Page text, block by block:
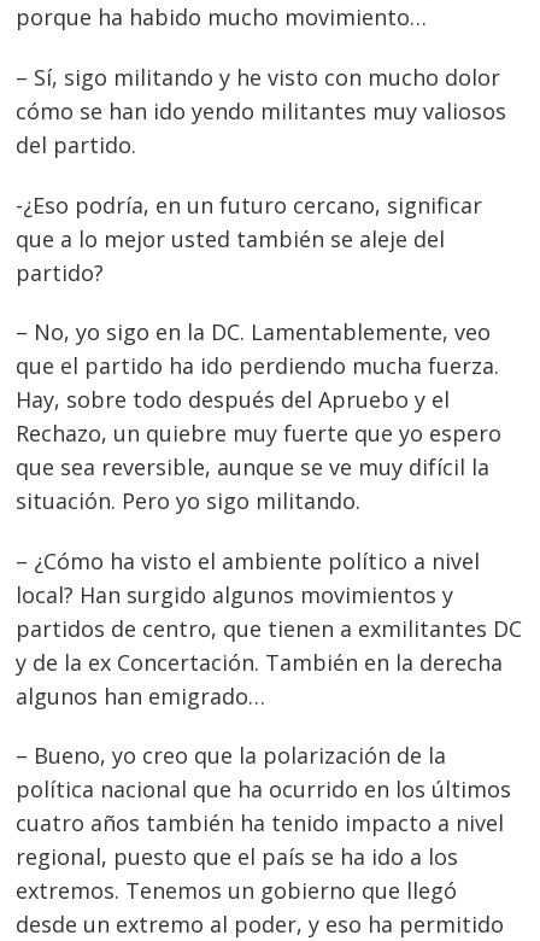
porque ha habido mucho movimiento…
– Sí, sigo militando y he visto con mucho dolor
cómo se han ido yendo militantes muy valiosos
del partido.
-¿Eso podría, en un futuro cercano, significar
que a lo mejor usted también se aleje del
partido?
– No, yo sigo en la DC. Lamentablemente, veo
que el partido ha ido perdiendo mucha fuerza.
Hay, sobre todo después del Apruebo y el
Rechazo, un quiebre muy fuerte que yo espero
que sea reversible, aunque se ve muy difícil la
situación. Pero yo sigo militando.
– ¿Cómo ha visto el ambiente político a nivel
local? Han surgido algunos movimientos y
partidos de centro, que tienen a exmilitantes DC
y de la ex Concertación. También en la derecha
algunos han emigrado…
– Bueno, yo creo que la polarización de la
política nacional que ha ocurrido en los últimos
cuatro años también ha tenido impacto a nivel
regional, puesto que el país se ha ido a los
extremos. Tenemos un gobierno que llegó
desde un extremo al poder, y eso ha permitido